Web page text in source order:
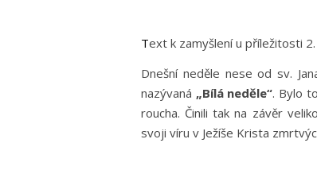
Text k zamyšlení u příležitosti
Dnešní neděle nese od sv.
nazývaná „Bílá neděle“. Bylo
roucha. Činili tak na závěr
svoji víru v Ježíše Krista